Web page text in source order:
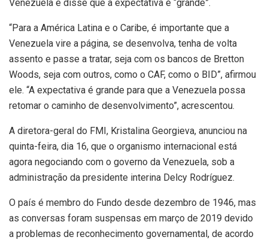
Venezuela e disse que a expectativa é “grande”.
“Para a América Latina e o Caribe, é importante que a
Venezuela vire a página, se desenvolva, tenha de volta
assento e passe a tratar, seja com os bancos de Bretton
Woods, seja com outros, como o CAF, como o BID”, afirmou
ele. “A expectativa é grande para que a Venezuela possa
retomar o caminho de desenvolvimento”, acrescentou.
A diretora-geral do FMI, Kristalina Georgieva, anunciou na
quinta-feira, dia 16, que o organismo internacional está
agora negociando com o governo da Venezuela, sob a
administração da presidente interina Delcy Rodríguez.
O país é membro do Fundo desde dezembro de 1946, mas
as conversas foram suspensas em março de 2019 devido
a problemas de reconhecimento governamental, de acordo